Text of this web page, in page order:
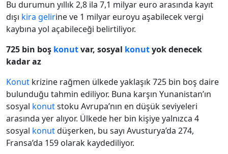
Bu durumun yıllık 2,8 ila 7,1 milyar euro arasında kayıt
dışı kira gelirine ve 1 milyar euroyu aşabilecek vergi
kaybına yol açabileceği belirtiliyor.
725 bin boş konutvar, sosyal konutyok denecek
kadar az
Konut krizine rağmen ülkede yaklaşık 725 bin boş daire
bulunduğu tahmin ediliyor. Buna karşın Yunanistan’ın
sosyal konutstoku Avrupa’nın en düşük seviyeleri
arasında yer alıyor. Ülkede her bin kişiye yalnızca 4
sosyal konutdüşerken, bu sayı Avusturya’da 274,
Fransa’da 159 olarak kaydediliyor.